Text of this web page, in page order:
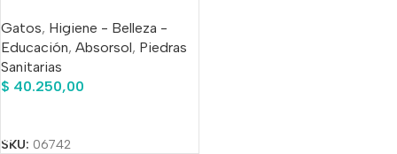
Gatos, Higiene - Belleza -
Educación, Absorsol, Piedras
Sanitarias
$ 40.250,00
SKU: 06742